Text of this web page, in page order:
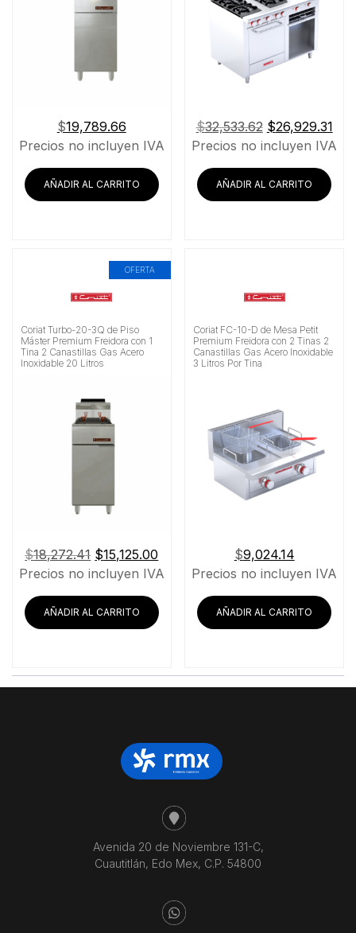
$19,789.66
Precios no incluyen IVA
AÑADIR AL CARRITO
$32,533.62 El
precio
original
era:
$32,533.62.
$26,929.31El
Precios no incluyen IVA
AÑADIR AL CARRITO
OFERTA
Coriat Turbo-20-3Q de Piso
Máster Premium Freidora con 1
Tina 2 Canastillas Gas Acero
Inoxidable 20 Litros
$18,272.41 El
precio
era:
$18,272.41.
$15,125.00
precio
es:
$15,125.00.
Precios no incluyen IVA
AÑADIR AL CARRITO
Coriat FC-10-D de Mesa Petit
Premium Freidora con 2 Tinas 2
Canastillas Gas Acero Inoxidable
3 Litros Por Tina
$9,024.14
Precios no incluyen IVA
AÑADIR AL CARRITO
Avenida 20 de Noviembre 131-C,
Cuautitlán, Edo Mex, C.P. 54800